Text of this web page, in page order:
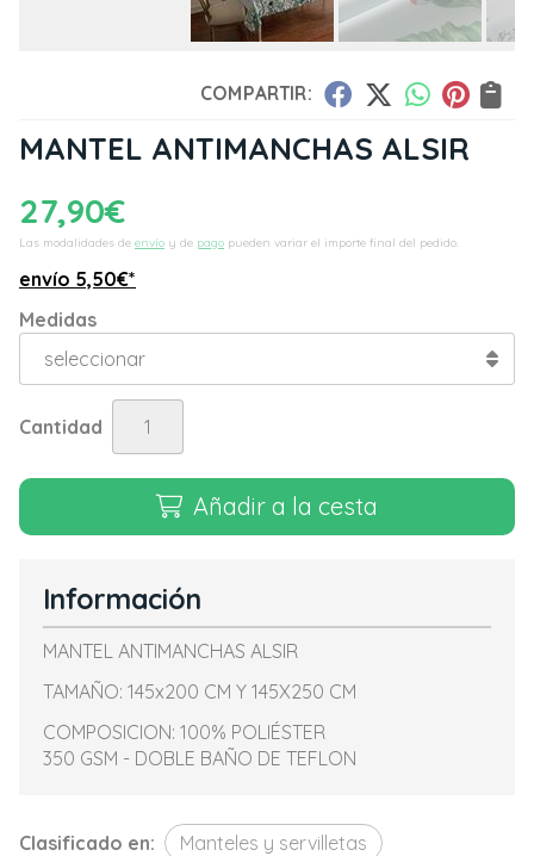
COMPARTIR:
MANTEL ANTIMANCHAS ALSIR
27,90€
Las modalidades de envío y de pago pueden variar el importe final del pedido.
envío 5,50€*
Medidas
Cantidad
Añadir a la cesta
Información
MANTEL ANTIMANCHAS ALSIR
TAMAÑO: 145x200 CM Y 145X250 CM
COMPOSICION: 100% POLIÉSTER
350 GSM - DOBLE BAÑO DE TEFLON
Clasificado en: Manteles y servilletas